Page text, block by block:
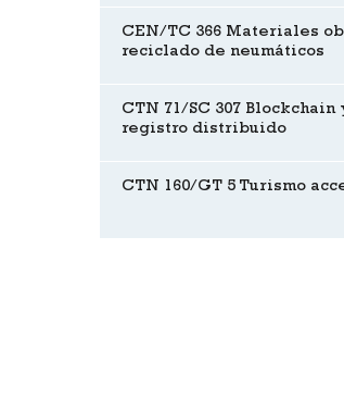
CEN/TC 366 Materiales
reciclado de neumáticos
CTN 71/SC 307
registro distribuido
CTN 160/GT 5 Turismo